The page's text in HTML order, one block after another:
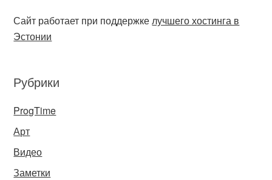
Сайт работает при поддержкелучшего хостинга в
Эстонии
Рубрики
ProgTime
Арт
Видео
Заметки